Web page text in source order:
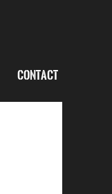
Contact